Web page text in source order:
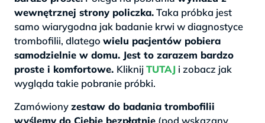
wewnętrznej strony policzka.Taka próbka jest
samo wiarygodna jak badanie krwi w diagnostyce
trombofilii, dlatego wielu pacjentów pobiera
samodzielnie w domu. Jest to zarazem bardzo
proste i komfortowe. Kliknij TUTAJ i zobacz jak
wygląda takie pobranie próbki.
Zamówionyzestaw do badania trombofilii
wyślemy do Ciebie bezpłatnie (pod wskazany